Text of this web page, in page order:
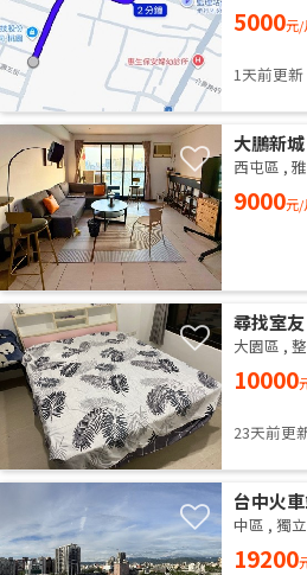
5000元/
1天前更新
大鵬新
室友 1 人
西屯區 ,
9000元/
尋找室
大園區 ,
10000
23天前更
台中火
仲介費)
中區 , 獨
19200